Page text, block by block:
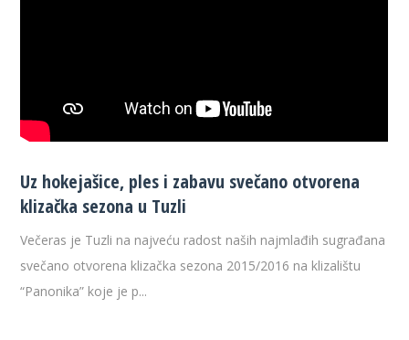
Uz hokejašice, ples i zabavu svečano otvorena
klizačka sezona u Tuzli
Večeras je Tuzli na najveću radost naših najmlađih sugrađana
svečano otvorena klizačka sezona 2015/2016 na klizalištu
“Panonika” koje je p...